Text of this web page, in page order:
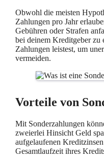
Obwohl die meisten
Zahlungen pro Jahr
Gebühren oder Strafen
bei deinem Kreditgeber zu
Zahlungen leistest, um
vermeiden.
Vorteile von
Mit Sonderzahlungen
zweierlei Hinsicht Geld
aufgelaufenen
Gesamtlaufzeit ihres